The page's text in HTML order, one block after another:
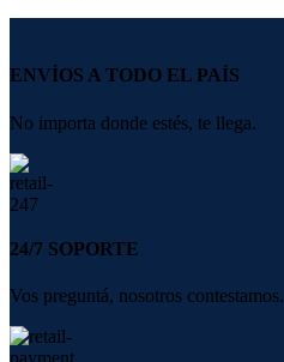
ENVÍOS A TODO EL PAÍS
No importa donde estés, te llega.
24/7 SOPORTE
Vos preguntá, nosotros contestamos.